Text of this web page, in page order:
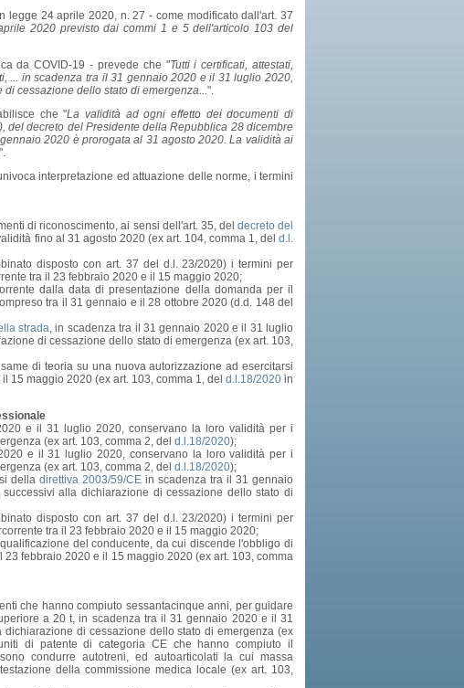
legge 24 aprile 2020, n. 27 - come modificato dall'art. 37
2020 previsto dai commi 1 e 5 dell'articolo 103 del
da COVID-19 - prevede che "Tutti i certificati, attestati,
... in scadenza tra il 31 gennaio 2020 e il 31 luglio 2020,
cessazione dello stato di emergenza...".
che "La validità ad ogni effetto dei documenti di
del decreto del Presidente della Repubblica 28 dicembre
2020 è prorogata al 31 agosto 2020. La validità ai
".
interpretazione ed attuazione delle norme, i termini
di riconoscimento, ai sensi dell'art. 35, del decreto del
fino al 31 agosto 2020 (ex art. 104, comma 1, deld.l.
disposto con art. 37 del d.l. 23/2020) i termini per
tra il 23 febbraio 2020 e il 15 maggio 2020;
dalla data di presentazione della domanda per il
tra il 31 gennaio e il 28 ottobre 2020 (d.d. 148 del
strada, in scadenza tra il 31 gennaio 2020 e il 31 luglio
di cessazione dello stato di emergenza (ex art. 103,
di teoria su una nuova autorizzazione ad esercitarsi
15 maggio 2020 (ex art. 103, comma 1, del d.l.18/2020 in
e il 31 luglio 2020, conservano la loro validità per i
(ex art. 103, comma 2, del d.l.18/2020);
e il 31 luglio 2020, conservano la loro validità per i
(ex art. 103, comma 2, del d.l.18/2020);
delladirettiva 2003/59/CE in scadenza tra il 31 gennaio
alla dichiarazione di cessazione dello stato di
disposto con art. 37 del d.l. 23/2020) i termini per
tra il 23 febbraio 2020 e il 15 maggio 2020;
del conducente, da cui discende l'obbligo di
febbraio 2020 e il 15 maggio 2020 (ex art. 103, comma
che hanno compiuto sessantacinque anni, per guidare
a 20 t, in scadenza tra il 31 gennaio 2020 e il 31
di cessazione dello stato di emergenza (ex
di patente di categoria CE che hanno compiuto il
condurre autotreni, ed autoarticolati la cui massa
della commissione medica locale (ex art. 103,